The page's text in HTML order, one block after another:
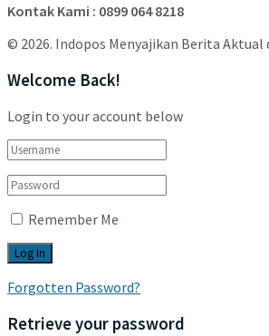
Kontak Kami : 0899 064 8218
© 2026. Indopos Menyajikan Berita Aktual
Welcome Back!
Login to your account below
Remember Me
Forgotten Password?
Retrieve your password